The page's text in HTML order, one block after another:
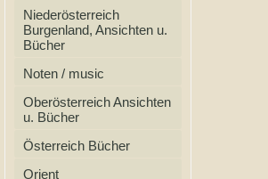
Niederösterreich
Burgenland, Ansichten u.
Bücher
Noten / music
Oberösterreich Ansichten
u. Bücher
Österreich Bücher
Orient